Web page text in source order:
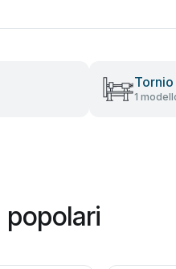
Tornio
1
popolari